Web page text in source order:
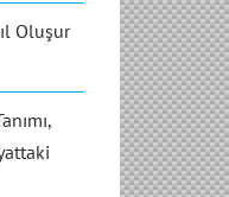
Oluşur